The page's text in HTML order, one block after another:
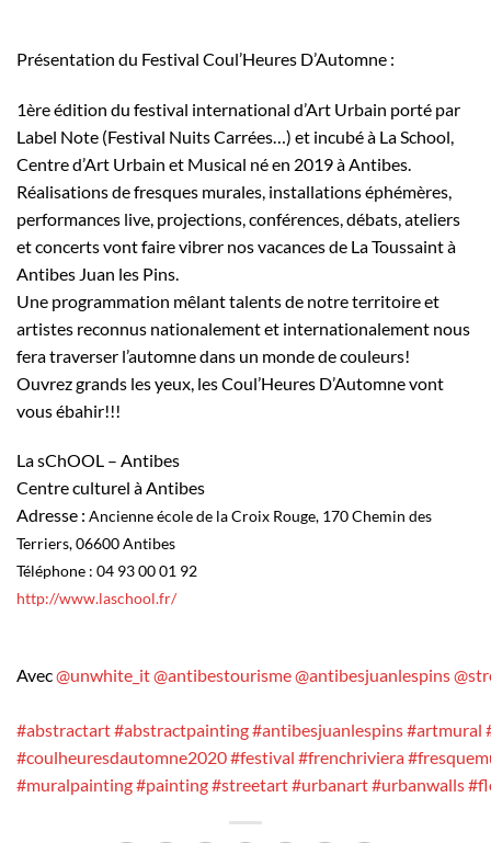
Présentation du Festival Coul’Heures D’Automne :⁣
1ère édition du festival international d’Art Urbain porté par
Label Note (Festival Nuits Carrées…) et incubé à La School,
Centre d’Art Urbain et Musical né en 2019 à Antibes.⁣⁣⁣⁣
Réalisations de fresques murales, installations éphémères,
performances live, projections, conférences, débats, ateliers
et concerts vont faire vibrer nos vacances de La Toussaint à
Antibes Juan les Pins.⁣⁣⁣⁣
Une programmation mêlant talents de notre territoire et
artistes reconnus nationalement et internationalement nous
fera traverser l’automne dans un monde de couleurs!⁣⁣⁣⁣
Ouvrez grands les yeux, les Coul’Heures D’Automne vont
vous ébahir!!!⁣⁣⁣⁣
La sChOOL – Antibes
Centre culturel à Antibes
Adresse : Ancienne école de la Croix Rouge, 170 Chemin des
Terriers, 06600 Antibes
Téléphone : 04 93 00 01 92
http://www.laschool.fr/
Avec@unwhite_it@antibestourisme@antibesjuanlespins
#abstractart#abstractpainting#antibesjuanlespins#artmural
#coulheuresdautomne2020#festival #frenchriviera
#muralpainting#painting#streetart#urbanart#urbanwalls